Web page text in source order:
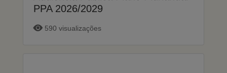
PPA 2026/2029
590 visualizações